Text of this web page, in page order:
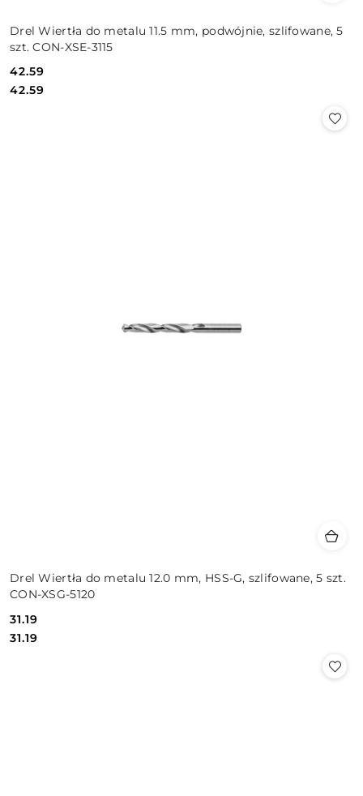
Drel Wiertła do metalu 11.5 mm, podwójnie, szlifowane, 5
szt. CON-XSE-3115
Cena:
42.59
Cena:
42.59
Drel Wiertła do metalu 12.0 mm, HSS-G, szlifowane, 5 szt.
CON-XSG-5120
Cena:
31.19
Cena:
31.19